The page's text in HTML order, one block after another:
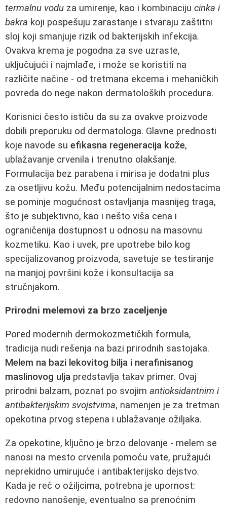
termalnu vodu za umirenje, kao i kombinaciju cinka i
bakra koji pospešuju zarastanje i stvaraju zaštitni
sloj koji smanjuje rizik od bakterijskih infekcija.
Ovakva krema je pogodna za sve uzraste,
uključujući i najmlađe, i može se koristiti na
različite načine - od tretmana ekcema i mehaničkih
povreda do nege nakon dermatoloških procedura.
Korisnici često ističu da su za ovakve proizvode
dobili preporuku od dermatologa. Glavne prednosti
koje navode su efikasna regeneracija kože,
ublažavanje crvenila i trenutno olakšanje.
Formulacija bez parabena i mirisa je dodatni plus
za osetljivu kožu. Među potencijalnim nedostacima
se pominje mogućnost ostavljanja masnijeg traga,
što je subjektivno, kao i nešto viša cena i
ograničenija dostupnost u odnosu na masovnu
kozmetiku. Kao i uvek, pre upotrebe bilo kog
specijalizovanog proizvoda, savetuje se testiranje
na manjoj površini kože i konsultacija sa
stručnjakom.
Prirodni melemovi za brzo zaceljenje
Pored modernih dermokozmetičkih formula,
tradicija nudi rešenja na bazi prirodnih sastojaka.
Melem na bazi lekovitog bilja i nerafinisanog
maslinovog ulja predstavlja takav primer. Ovaj
prirodni balzam, poznat po svojim antioksidantnim i
antibakterijskim svojstvima, namenjen je za tretman
opekotina prvog stepena i ublažavanje ožiljaka.
Za opekotine, ključno je brzo delovanje - melem se
nanosi na mesto crvenila pomoću vate, pružajući
neprekidno umirujuće i antibakterijsko dejstvo.
Kada je reč o ožiljcima, potrebna je upornost:
redovno nanošenje, eventualno sa prenoćnim